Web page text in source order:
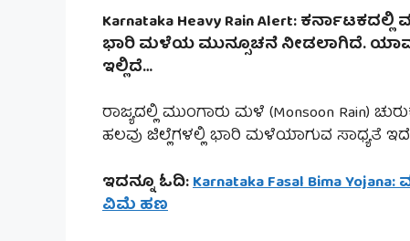
Karnataka Heavy Rain Alert:
ಭಾರಿ ಮಳೆಯ ಮುನ್ಸೂಚನೆ ನೀಡಲಾಗಿದೆ.
ಇಲ್ಲಿದೆ…
ರಾಜ್ಯದಲ್ಲಿ ಮುಂಗಾರು ಮಳೆ (Monsoon Rain)
ಹಲವು ಜಿಲ್ಲೆಗಳಲ್ಲಿ ಭಾರಿ ಮಳೆಯಾಗುವ ಸಾಧ್ಯತೆ
ಇದನ್ನೂ ಓದಿ:Karnataka Fasal Bima
ವಿಮೆ ಹಣ